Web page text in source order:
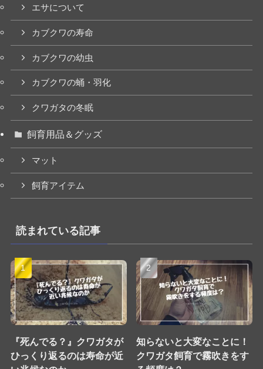
エサについて
カブクワの寿命
カブクワの幼虫
カブクワの蛹・羽化
クワガタの冬眠
飼育用品＆グッズ
マット
飼育アイテム
読まれている記事
『死んでる？』クワガタが
ひっくり返るのは寿命が近
知らないと大変なことに！
クワガタ飼育で霧吹きをす